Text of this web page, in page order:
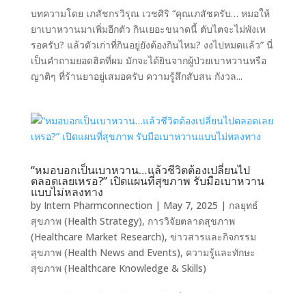
บทความโดย เภสัชกรวิรุณ เวชศิริ “คุณเภสัชครับ… หมอให้
ยาเบาหวานมาเพิ่มอีกตัว กินเยอะขนาดนี้ ตับไตจะไม่พังเห
รอครับ? แล้วตัวเก่าที่กินอยู่ยังต้องกินไหม? งงไปหมดแล้ว” นี่
เป็นคำถามยอดฮิตที่ผม มักจะได้ยินจากผู้ป่วยเบาหวานหรือ
ญาติๆ ที่ร้านยาอยู่เสมอครับ ความรู้สึกสับสน กังวล...
“หมอบอกเป็นเบาหวาน…แล้วชีวิตต้องเปลี่ยนไป
ตลอดเลยเหรอ?” เปิดแผนที่สุขภาพ รับมือเบาหวาน
แบบไม่หลงทาง
by Intern Pharmconnection | May 7, 2025 | กลยุทธ์
สุขภาพ (Health Strategy), การวิจัยตลาดสุขภาพ
(Healthcare Market Research), ข่าวสารและกิจกรรม
สุขภาพ (Health News and Events), ความรู้และทักษะ
สุขภาพ (Healthcare Knowledge & Skills)